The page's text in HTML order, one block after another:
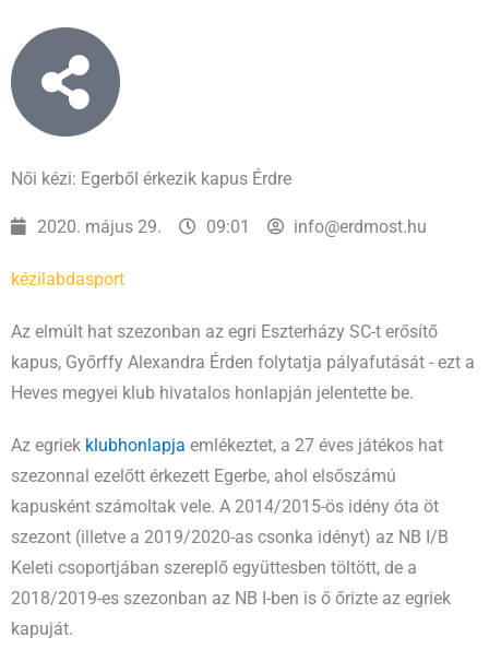
Női kézi: Egerből érkezik kapus Érdre
2020. május 29. 09:01 info@erdmost.hu
kézilabdasport
Az elmúlt hat szezonban az egri Eszterházy SC-t erősítő
kapus, Győrffy Alexandra Érden folytatja pályafutását - ezt a
Heves megyei klub hivatalos honlapján jelentette be.
Az egriek klubhonlapja emlékeztet, a 27 éves játékos hat
szezonnal ezelőtt érkezett Egerbe, ahol elsőszámú
kapusként számoltak vele. A 2014/2015-ös idény óta öt
szezont (illetve a 2019/2020-as csonka idényt) az NB I/B
Keleti csoportjában szereplő együttesben töltött, de a
2018/2019-es szezonban az NB I-ben is ő őrizte az egriek
kapuját.